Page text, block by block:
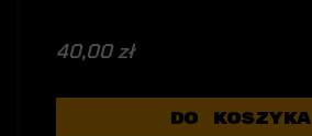
40,00 zł
DO KOSZYKA